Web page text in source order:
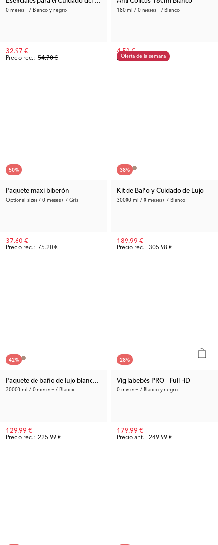
0 meses+ / Blanco y negro
Precio rec.: 54.70 €
32.97 €
180 ml / 0 meses+ / Blanco
Precio ant.: 8.99 €
4.50 €
50%
Paquete maxi biberón
Optional sizes / 0 meses+ / Gris
Precio rec.: 75.20 €
37.60 €
Oferta de la semana
38%
Kit de Baño y Cuidado de Lujo
30000 ml / 0 meses+ / Blanco
Precio rec.: 305.98 €
189.99 €
42%
Paquete de baño de lujo blanco - Bañera plegable para bebé con soporte
30000 ml / 0 meses+ / Blanco
Precio rec.: 225.99 €
129.99 €
28%
Vigilabebés PRO – Full HD
0 meses+ / Blanco y negro
Precio ant.: 249.99 €
179.99 €